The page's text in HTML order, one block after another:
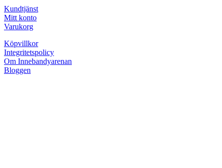
Kundtjänst
Mitt konto
Varukorg
Köpvillkor
Integritetspolicy
Om Innebandyarenan
Bloggen